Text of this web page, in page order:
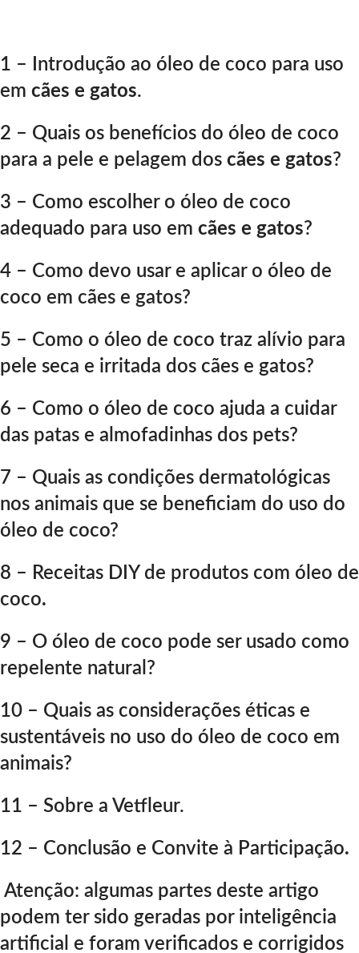
1 –
Introdução ao óleo de coco para uso
em cães e gatos.
2 – Quais os benefícios do óleo de coco
para a pele e pelagem dos cães e gatos?
3 – Como escolher o óleo de coco
adequado para uso em cães e gatos?
4 – Como devo usar e aplicar o óleo de
coco em cães e gatos?
5 – Como o óleo de coco traz alívio para
pele seca e irritada dos cães e gatos?
6 – Como o óleo de coco ajuda a cuidar
das patas e almofadinhas dos pets?
7 – Quais as condições dermatológicas
nos animais que se beneficiam do uso do
óleo de coco?
8 – Receitas DIY de produtos com óleo de
coco.
9 – O óleo de coco pode ser usado como
repelente natural?
10 – Quais as considerações éticas e
sustentáveis no uso do óleo de coco em
animais?
11 – Sobre a Vetfleur.
12 – Conclusão e Convite à Participação.
Atenção: algumas partes deste artigo
podem ter sido geradas por inteligência
artificial e foram verificados e corrigidos